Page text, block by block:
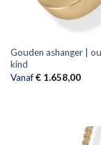
Gouden ashanger |
kind
Vanaf€1.658,00